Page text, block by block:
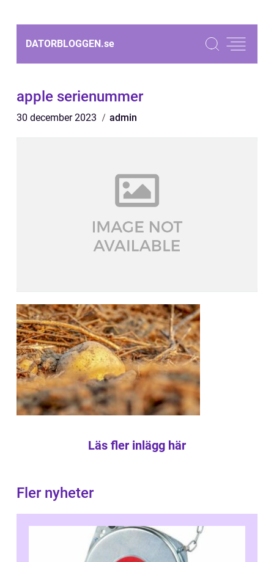
DATORBLOGGEN.se
apple serienummer
30 december 2023 admin
Läs fler inlägg här
Fler nyheter